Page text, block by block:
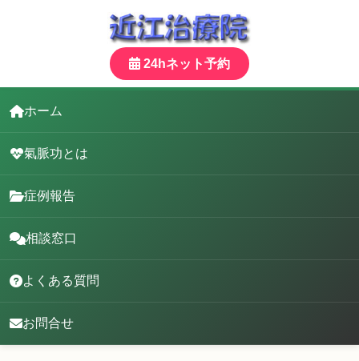
24hネット予約
ホーム
氣脈功とは
症例報告
相談窓口
よくある質問
お問合せ